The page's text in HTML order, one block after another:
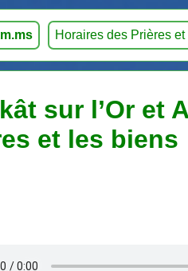
Horaires des Prières et
sur l’Or et
et les biens